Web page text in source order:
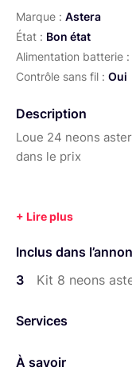
Marque : Astera
État : Bon état
Alimentation batterie :
Contrôle sans fil : Oui
Description
Loue 24 neons
dans le prix
Inclus dans
3
Kit 8 neons
Services
À savoir